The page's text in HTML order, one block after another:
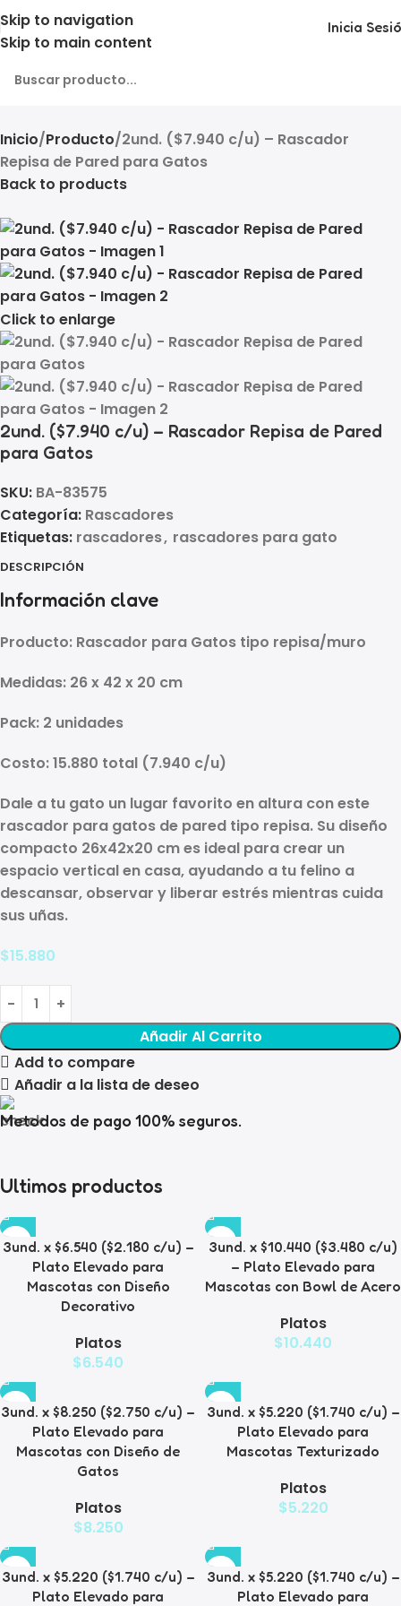
Skip to navigation
Skip to main content
Inicia
Inicio Producto 2und. ($7.940 c/u) – Rascador
Repisa de Pared para Gatos
Back to products
Click to enlarge
2und. ($7.940 c/u) – Rascador Repisa de Pared
para Gatos
SKU: BA-83575
Categoría: Rascadores
Etiquetas: rascadores, rascadores para gato
DESCRIPCIÓN
Información clave
Producto: Rascador para Gatos tipo repisa/muro
Medidas: 26 x 42 x 20 cm
Pack: 2 unidades
Costo:15.880 total (7.940 c/u)
Dale a tu gato un lugar favorito en altura con este
rascador para gatos de pared tipo repisa. Su diseño
compacto 26x42x20 cmes ideal para crear un
espacio verticalen casa, ayudando a tu felino a
descansar, observar y liberar estrés mientras cuida
sus uñas.
$15.880
Añadir Al Carrito
Add to compare
Añadir a la lista de deseo
Metodos de pago 100% seguros.
Ultimos productos
3und. x $6.540 ($2.180 c/u) –
Plato Elevado para
Mascotas con Diseño
Decorativo
Platos
$6.540
3und. x $10.440 ($3.480 c/u)
– Plato Elevado para
Mascotas con Bowl de Acero
Platos
$10.440
3und. x $8.250 ($2.750 c/u) –
Plato Elevado para
Mascotas con Diseño de
Gatos
Platos
$8.250
3und. x $5.220 ($1.740 c/u) –
Plato Elevado para
Mascotas Texturizado
Platos
$5.220
3und. x $5.220 ($1.740 c/u) –
Plato Elevado para
3und. x $5.220 ($1.740 c/u) –
Plato Elevado para